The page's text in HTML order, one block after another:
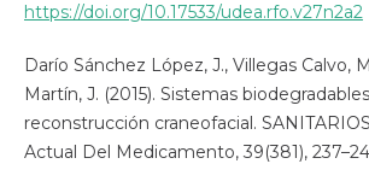
https://doi.org/10.17533/udea.rfo.v27n2a2
Darío Sánchez López, J., Villegas Calvo,
Martín, J. (2015). Sistemas
reconstrucción craneofacial.
Actual Del Medicamento, 39(381),